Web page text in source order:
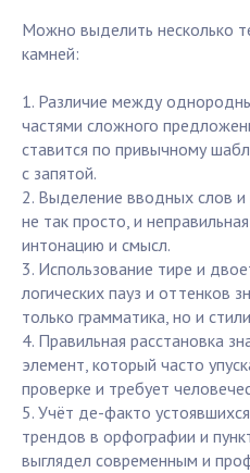
Можно выделить несколько
камней:
1. Различие между
частями сложного
ставится по привычному
с запятой.
2. Выделение вводных слов и
не так просто, и
интонацию и смысл.
3. Использование тире и
логических пауз и оттенков
только грамматика, но и
4. Правильная расстановка
элемент, который часто
проверке и требует
5. Учёт де-факто
трендов в орфографии и
выглядел современным и